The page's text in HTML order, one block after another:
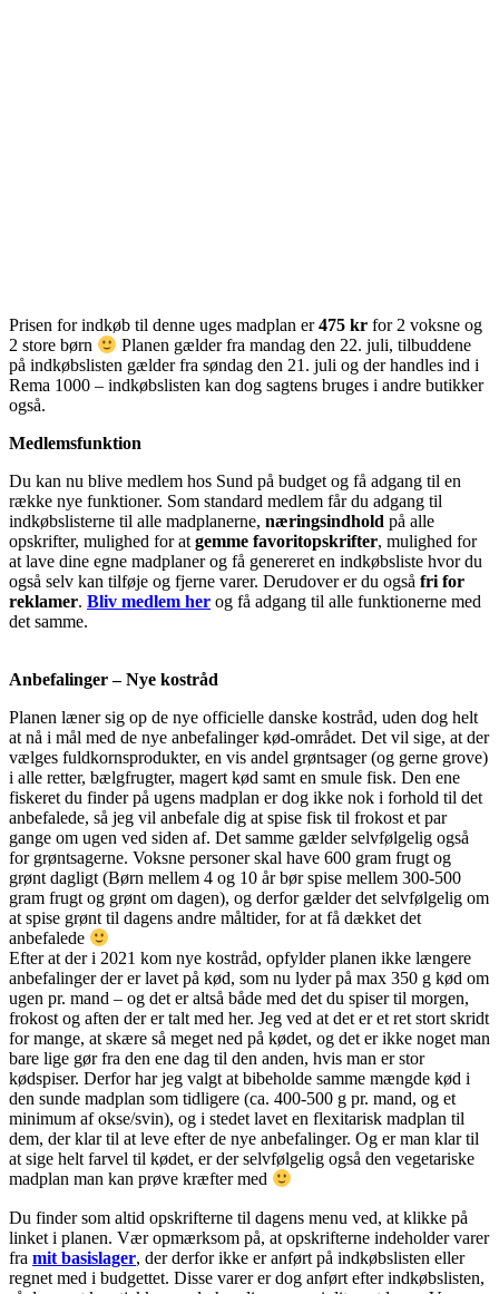
Prisen for indkøb til denne uges madplan er475 kr for 2 voksne og
2 store børn
Planen gælder fra mandag den 22. juli, tilbuddene
på indkøbslisten gælder fra søndag den 21. juli og der handles ind i
Rema 1000 – indkøbslisten kan dog sagtens bruges i andre butikker
også.
Medlemsfunktion
Du kan nu blive medlem hos Sund på budget og få adgang til en
række nye funktioner. Som standard medlem får du adgang til
indkøbslisterne til alle madplanerne, næringsindhold på alle
opskrifter, mulighed for at gemme favoritopskrifter, mulighed for
at lave dine egne madplaner og få genereret en indkøbsliste hvor du
også selv kan tilføje og fjerne varer. Derudover er du også fri for
reklamer. Bliv medlem her og få adgang til alle funktionerne med
det samme.
Anbefalinger – Nye kostråd
Planen læner sig op de nye officielle danske kostråd, uden dog helt
at nå i mål med de nye anbefalinger kød-området. Det vil sige, at der
vælges fuldkornsprodukter, en vis andel grøntsager (og gerne grove)
i alle retter, bælgfrugter, magert kød samt en smule fisk. Den ene
fiskeret du finder på ugens madplan er dog ikke nok i forhold til det
anbefalede, så jeg vil anbefale dig at spise fisk til frokost et par
gange om ugen ved siden af. Det samme gælder selvfølgelig også
for grøntsagerne. Voksne personer skal have 600 gram frugt og
grønt dagligt (Børn mellem 4 og 10 år bør spise mellem 300-500
gram frugt og grønt om dagen), og derfor gælder det selvfølgelig om
at spise grønt til dagens andre måltider, for at få dækket det
anbefalede
Efter at der i 2021 kom nye kostråd, opfylder planen ikke længere
anbefalinger der er lavet på kød, som nu lyder på max 350 g kød om
ugen pr. mand – og det er altså både med det du spiser til morgen,
frokost og aften der er talt med her. Jeg ved at det er et ret stort skridt
for mange, at skære så meget ned på kødet, og det er ikke noget man
bare lige gør fra den ene dag til den anden, hvis man er stor
kødspiser. Derfor har jeg valgt at bibeholde samme mængde kød i
den sunde madplan som tidligere (ca. 400-500 g pr. mand, og et
minimum af okse/svin), og i stedet lavet en flexitarisk madplan til
dem, der klar til at leve efter de nye anbefalinger. Og er man klar til
at sige helt farvel til kødet, er der selvfølgelig også den vegetariske
madplan man kan prøve kræfter med
Du finder som altid opskrifterne til dagens menu ved, at klikke på
linket i planen. Vær opmærksom på, at opskrifterne indeholder varer
fra mit basislager, der derfor ikke er anført på indkøbslisten eller
regnet med i budgettet. Disse varer er dog anført efter indkøbslisten,